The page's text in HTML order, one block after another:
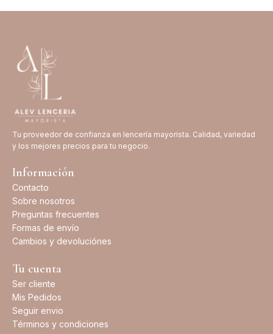
Tu proveedor de confianza en lencería mayorista. Calidad, variedad
y los mejores precios para tu negocio.
Información
Contacto
Sobre nosotros
Preguntas frecuentes
Formas de envío
Cambios y devoluciónes
Tu cuenta
Ser cliente
Mis Pedidos
Seguir envio
Términos y condiciones